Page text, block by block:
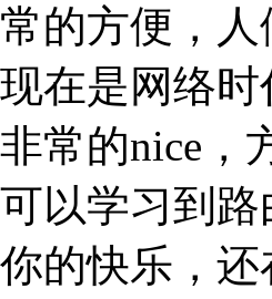
的方便，
在是网络
常的nice，
以学习到
的快乐，